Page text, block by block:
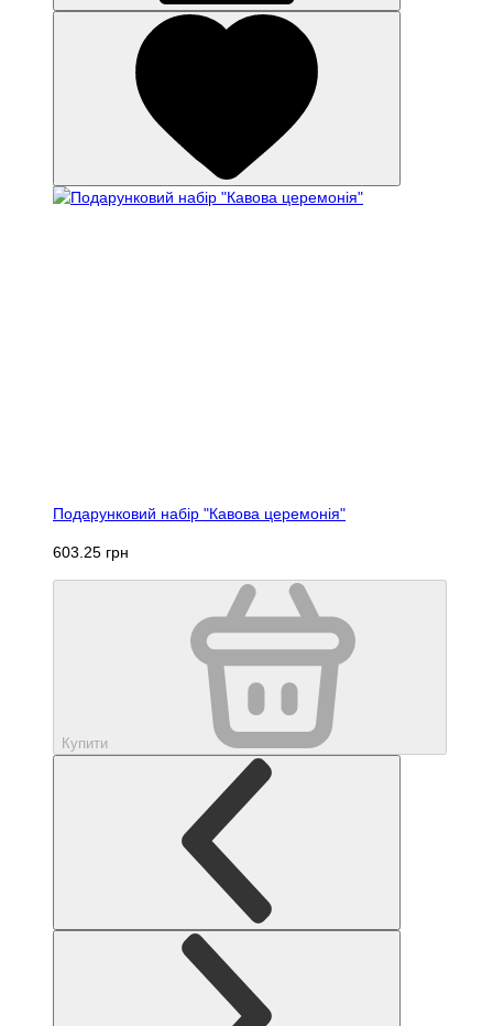
Подарунковий набір "Кавова церемонія"
603.25 грн
Купити